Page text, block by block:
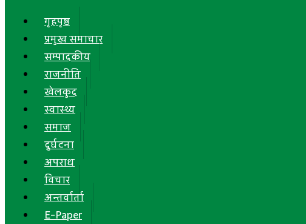
गृहपृष्ठ
प्रमुख समाचार
सम्पादकीय
राजनीति
खेलकुद
स्वास्थ्य
समाज
दुर्घटना
अपराध
विचार
अन्तर्वार्ता
E-Paper